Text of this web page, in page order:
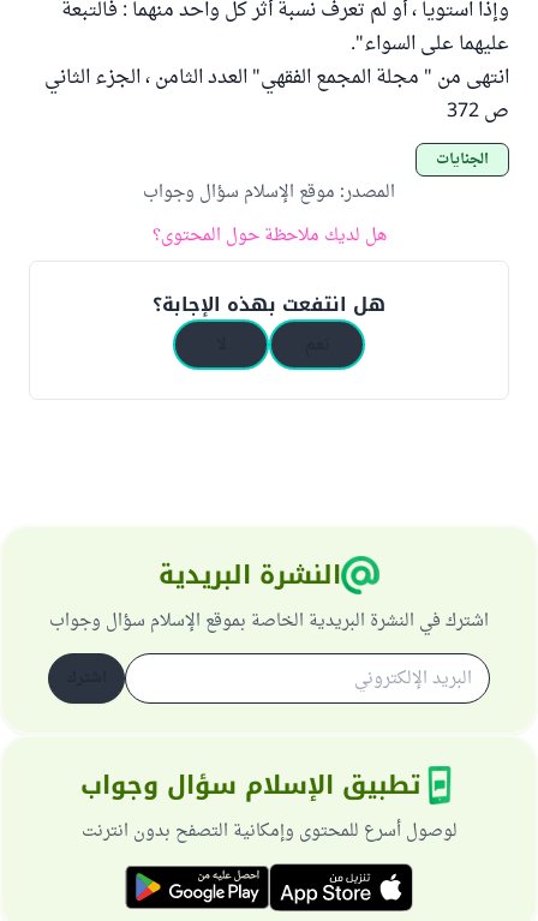
وإذا استويا ، أو لم تعرف نسبة أثر كل واحد منهما : فالتبعة
عليهما على السواء".
انتهى من " مجلة المجمع الفقهي" العدد الثامن ، الجزء الثاني
ص 372
الجنايات
المصدر: موقع الإسلام سؤال وجواب
هل لديك ملاحظة حول المحتوى؟
هل انتفعت بهذه الإجابة؟
النشرة البريدية
اشترك في النشرة البريدية الخاصة بموقع الإسلام سؤال وجواب
تطبيق الإسلام سؤال وجواب
لوصول أسرع للمحتوى وإمكانية التصفح بدون انترنت